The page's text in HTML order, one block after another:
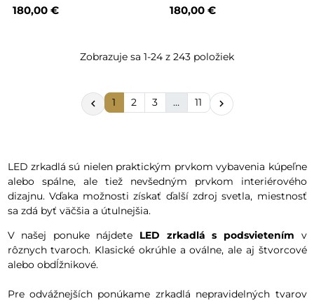
180,00 €
180,00 €
Zobrazuje sa 1-24 z 243 položiek
 1 2 3 … 11 
LED zrkadlá sú nielen praktickým prvkom vybavenia kúpeľne
alebo spálne, ale tiež nevšedným prvkom interiérového
dizajnu. Vďaka možnosti získať ďalší zdroj svetla, miestnosť
sa zdá byť väčšia a útulnejšia.
V našej ponuke nájdete LED zrkadlá s podsvietením v
rôznych tvaroch. Klasické okrúhle a oválne, ale aj štvorcové
alebo obdĺžnikové.
Pre odvážnejších ponúkame zrkadlá nepravidelných tvarov